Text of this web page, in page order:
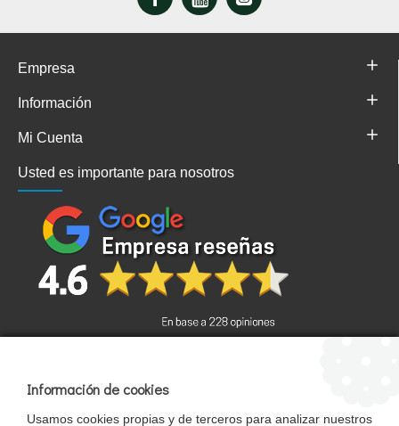
Empresa
Información
Mi Cuenta
Usted es importante para nosotros
Términos y condiciones
Información de cookies
Usamos cookies propias y de terceros para analizar nuestros